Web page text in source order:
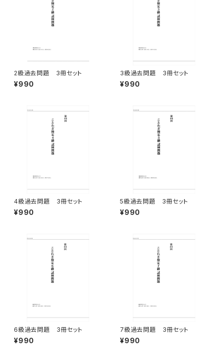
2級過去問題 3冊セット
¥990
3級過去問題 3冊セット
¥990
4級過去問題 3冊セット
¥990
5級過去問題 3冊セット
¥990
6級過去問題 3冊セット
¥990
7級過去問題 3冊セット
¥990